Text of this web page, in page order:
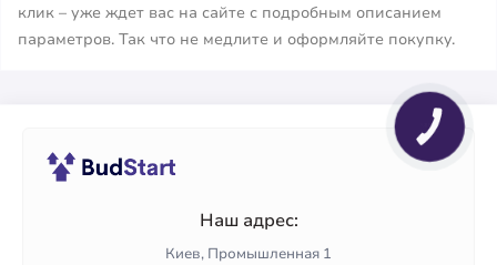
клик – уже ждет вас на сайте с подробным описанием
параметров. Так что не медлите и оформляйте покупку.
Наш адрес:
Киев, Промышленная 1